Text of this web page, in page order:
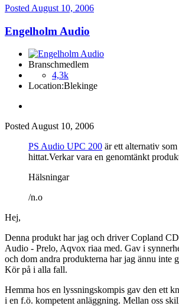
Posted August 10, 2006
Engelholm Audio
Branschmedlem
4,3k
Location:Blekinge
PostedAugust 10, 2006
PS Audio UPC 200 är ett alternativ
hittat.Verkar vara en genomtänkt
Hälsningar
/n.o
Hej,
Denna produkt har jag och driver Copland
Audio - Prelo, Aqvox riaa med. Gav i
och dom andra produkterna har jag ännu inte
Kör på i alla fall.
Hemma hos en lyssningskompis gav den ett
i en f.ö. kompetent anläggning. Mellan oss